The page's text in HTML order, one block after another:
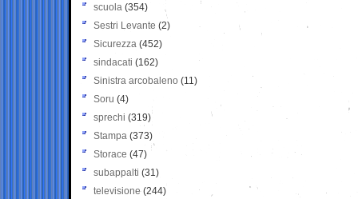
scuola (354)
Sestri Levante (2)
Sicurezza (452)
sindacati (162)
Sinistra arcobaleno (11)
Soru (4)
sprechi (319)
Stampa (373)
Storace (47)
subappalti (31)
televisione(244)